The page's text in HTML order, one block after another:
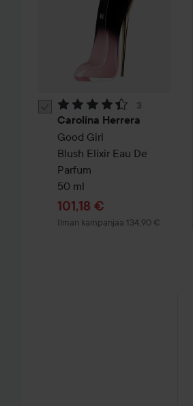
3
Arvosana: 4.4. Perustuu 3
Carolina Herrera
Good Girl
Blush Elixir Eau De
Parfum
50 ml
Tarjoushinta
101,18 €
Ilman kampanjaa 134,90 €
Valitse
Carolina
Herrera
Good
Elixir